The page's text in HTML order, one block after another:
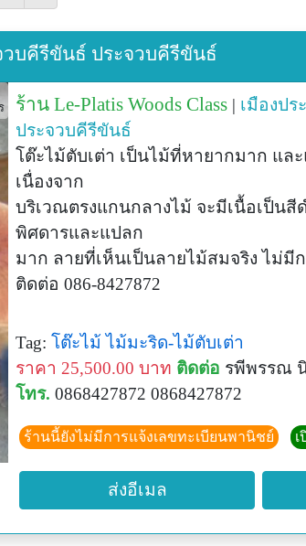
จวบคีรีขันธ์ ประจวบคีรีขันธ์
ร้าน Le-Platis Woods Class | เมืองปร
ประจวบคีรีขันธ์
โต๊ะไม้ตับเต่า เป็นไม้ที่หายากมาก แล
เนื่องจาก
บริเวณตรงแกนกลางไม้ จะมีเนื้อเป็นสี
พิศดารและแปลก
มาก ลายที่เห็นเป็นลายไม้สมจริง ไม่มี
ติดต่อ 086-8427872
Tag: โต๊ะไม้ ไม้มะริด-ไม้ตับเต่า
ราคา 25,500.00 บาท ติดต่อ รพีพรรณ
โทร. 0868427872 0868427872
ร้านนี้ยังไม่มีการแจ้งเลขทะเบียนพานิชย์
ส่งอีเมล